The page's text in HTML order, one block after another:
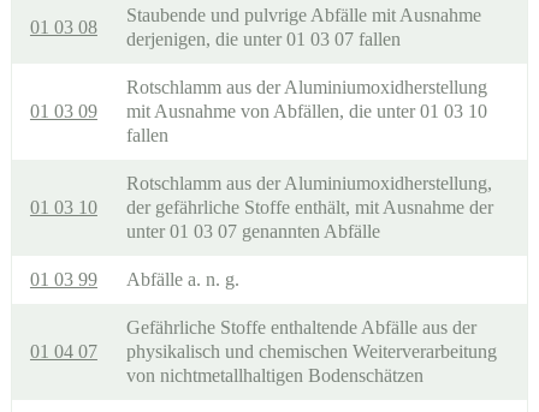
01 03 08
Staubende und pulvrige Abfälle mit Ausnahme
derjenigen, die unter 01 03 07 fallen
01 03 09
Rotschlamm aus der Aluminiumoxidherstellung
mit Ausnahme von Abfällen, die unter 01 03 10
fallen
01 03 10
Rotschlamm aus der Aluminiumoxidherstellung,
der gefährliche Stoffe enthält, mit Ausnahme der
unter 01 03 07 genannten Abfälle
01 03 99 Abfälle a. n. g.
01 04 07
Gefährliche Stoffe enthaltende Abfälle aus der
physikalisch und chemischen Weiterverarbeitung
von nichtmetallhaltigen Bodenschätzen